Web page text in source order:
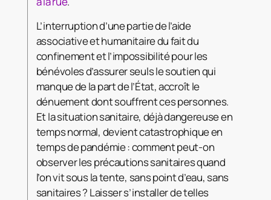
L’interruption d’une partie de l’aide
associative et humanitaire du fait du
confinement et l’impossibilité pour les
bénévoles d’assurer seuls le soutien qui
manque de la part de l’État, accroît le
dénuement dont souffrent ces personnes.
Et la situation sanitaire, déjà dangereuse en
temps normal, devient catastrophique en
temps de pandémie : comment peut-on
observer les précautions sanitaires quand
l’on vit sous la tente, sans point d’eau, sans
sanitaires ? Laisser s’installer de telles